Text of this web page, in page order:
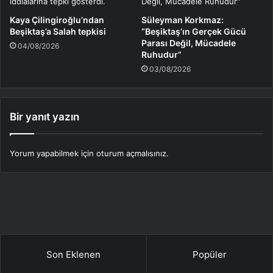
Kaya Çilingiroğlu’ndan
Beşiktaş’a Salah tepkisi
04/08/2026
Süleyman Korkmaz:
“Beşiktaş’ın Gerçek Gücü
Parası Değil, Mücadele
Ruhudur”
03/08/2026
Bir yanıt yazın
Yorum yapabilmek için oturum açmalısınız.
Son Eklenen Popüler